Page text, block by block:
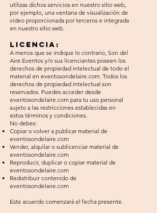
utilizas dichos servicios en nuestro sitio web,
por ejemplo, una ventana de visualización de
video proporcionada por terceros e integrada
en nuestro sitio web.
Licencia:
A menos que se indique lo contrario, Son del
Aire Eventos y/o sus licenciantes poseen los
derechos de propiedad intelectual de todo el
material en eventosondelaire.com. Todos los
derechos de propiedad intelectual son
reservados. Puedes acceder desde
eventosondelaire.com para tu uso personal
sujeto a las restricciones establecidas en
estos términos y condiciones.
No debes:
Copiar o volver a publicar material de
eventosondelaire.com
Vender, alquilar o sublicenciar material de
eventosondelaire.com
Reproducir, duplicar o copiar material de
eventosondelaire.com
Redistribuir contenido de
eventosondelaire.com
Este acuerdo comenzará el fecha presente.